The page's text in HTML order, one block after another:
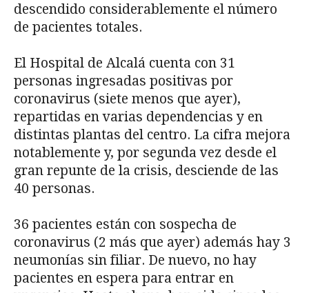
descendido considerablemente el número
de pacientes totales.
El Hospital de Alcalá cuenta con 31
personas ingresadas positivas por
coronavirus (siete menos que ayer),
repartidas en varias dependencias y en
distintas plantas del centro. La cifra mejora
notablemente y, por segunda vez desde el
gran repunte de la crisis, desciende de las
40 personas.
36 pacientes están con sospecha de
coronavirus (2 más que ayer) además hay 3
neumonías sin filiar. De nuevo, no hay
pacientes en espera para entrar en